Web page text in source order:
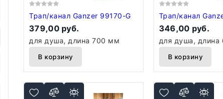
Трап/канал Ganzer 99170-G
379,00 руб.
для душа, длина 700 мм
В корзину
Трап/канал
346,00 руб.
для душа,
В корзину